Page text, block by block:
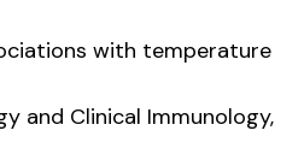
with temperature
and Clinical Immunology,